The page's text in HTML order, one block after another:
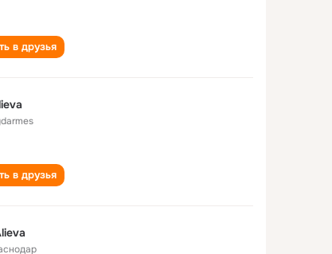
в друзья
в друзья